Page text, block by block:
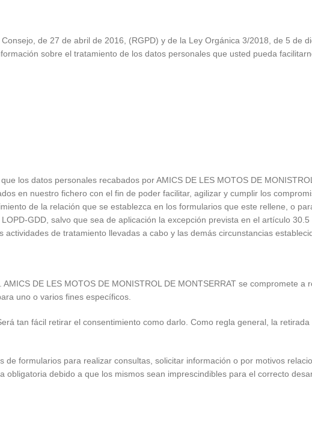
de 27 de abril de 2016, (RGPD) y de la Ley Orgánica 3/2018, de 5 de
sobre el tratamiento de los datos personales que usted pueda
los datos personales recabados por AMICS DE LES MOTOS DE
en nuestro fichero con el fin de poder facilitar, agilizar y cumplir los
de la relación que se establezca en los formularios que este rellene, o
GDD, salvo que sea de aplicación la excepción prevista en el artículo
de tratamiento llevadas a cabo y las demás circunstancias
DE LES MOTOS DE MONISTROL DE MONTSERRAT se compromete a
uno o varios fines específicos.
tan fácil retirar el consentimiento como darlo. Como regla general, la
formularios para realizar consultas, solicitar información o por motivos
debido a que los mismos sean imprescindibles para el correcto